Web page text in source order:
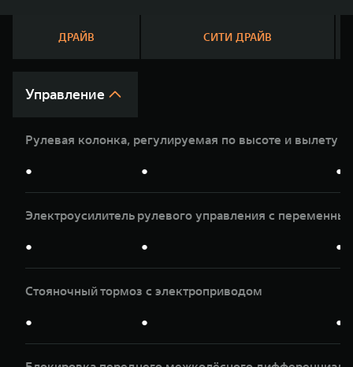
Расширяя границы комфорта
от 6 149 000 ₽
WEY 80
от 6 449 000 ₽
WEY 80
от 8 099
ДРАЙВ СИТИ ДРАЙВ
Управление
Рулевая колонка, регулируемая по высоте и вылету
● ● ●
Электроусилитель рулевого управления с
● ● ●
Стояночный тормоз с электроприводом
● ● ●